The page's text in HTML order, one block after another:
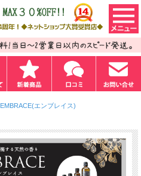
EMBRACE(エンブレイス)